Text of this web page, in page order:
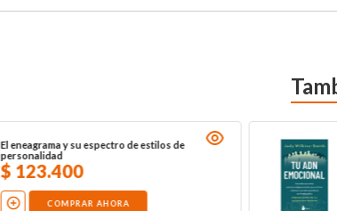
El eneagrama y su espectro de estilos de
personalidad
$ 123.400
COMPRAR AHORA